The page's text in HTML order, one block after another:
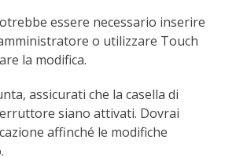
essere necessario inserire
o utilizzare Touch
la modifica.
assicurati che la casella di
siano attivati. Dovrai
affinché le modifiche